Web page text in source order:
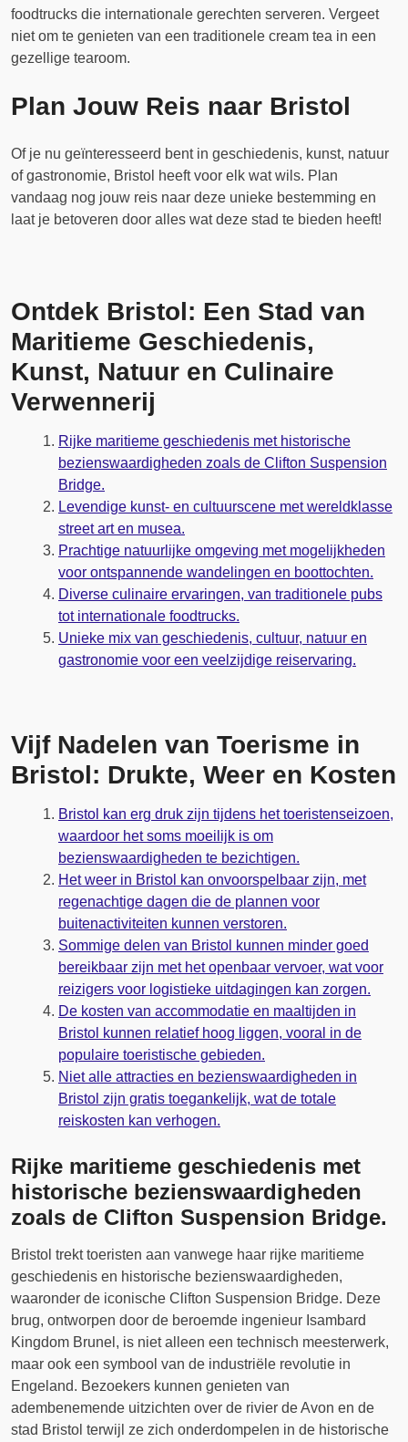
foodtrucks die internationale gerechten serveren. Vergeet
niet om te genieten van een traditionele cream tea in een
gezellige tearoom.
Plan Jouw Reis naar Bristol
Of je nu geïnteresseerd bent in geschiedenis, kunst, natuur
of gastronomie, Bristol heeft voor elk wat wils. Plan
vandaag nog jouw reis naar deze unieke bestemming en
laat je betoveren door alles wat deze stad te bieden heeft!
Ontdek Bristol: Een Stad van
Maritieme Geschiedenis,
Kunst, Natuur en Culinaire
Verwennerij
Rijke maritieme geschiedenis met historische
bezienswaardigheden zoals de Clifton Suspension
Bridge.
Levendige kunst- en cultuurscene met wereldklasse
street art en musea.
Prachtige natuurlijke omgeving met mogelijkheden
voor ontspannende wandelingen en boottochten.
Diverse culinaire ervaringen, van traditionele pubs
tot internationale foodtrucks.
Unieke mix van geschiedenis, cultuur, natuur en
gastronomie voor een veelzijdige reiservaring.
Vijf Nadelen van Toerisme in
Bristol: Drukte, Weer en Kosten
Bristol kan erg druk zijn tijdens het toeristenseizoen,
waardoor het soms moeilijk is om
bezienswaardigheden te bezichtigen.
Het weer in Bristol kan onvoorspelbaar zijn, met
regenachtige dagen die de plannen voor
buitenactiviteiten kunnen verstoren.
Sommige delen van Bristol kunnen minder goed
bereikbaar zijn met het openbaar vervoer, wat voor
reizigers voor logistieke uitdagingen kan zorgen.
De kosten van accommodatie en maaltijden in
Bristol kunnen relatief hoog liggen, vooral in de
populaire toeristische gebieden.
Niet alle attracties en bezienswaardigheden in
Bristol zijn gratis toegankelijk, wat de totale
reiskosten kan verhogen.
Rijke maritieme geschiedenis met
historische bezienswaardigheden
zoals de Clifton Suspension Bridge.
Bristol trekt toeristen aan vanwege haar rijke maritieme
geschiedenis en historische bezienswaardigheden,
waaronder de iconische Clifton Suspension Bridge. Deze
brug, ontworpen door de beroemde ingenieur Isambard
Kingdom Brunel, is niet alleen een technisch meesterwerk,
maar ook een symbool van de industriële revolutie in
Engeland. Bezoekers kunnen genieten van
adembenemende uitzichten over de rivier de Avon en de
stad Bristol terwijl ze zich onderdompelen in de historische